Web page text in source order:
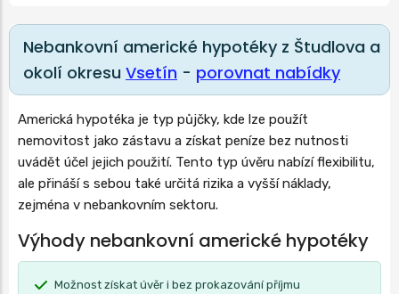
Nebankovní americké hypotéky z Študlova a
okolí okresu Vsetín - porovnat nabídky
Americká hypotéka je typ půjčky, kde lze použít
nemovitost jako zástavu a získat peníze bez nutnosti
uvádět účel jejich použití. Tento typ úvěru nabízí flexibilitu,
ale přináší s sebou také určitá rizika a vyšší náklady,
zejména v nebankovním sektoru.
Výhody nebankovní americké hypotéky
Možnost získat úvěr i bez prokazování příjmu